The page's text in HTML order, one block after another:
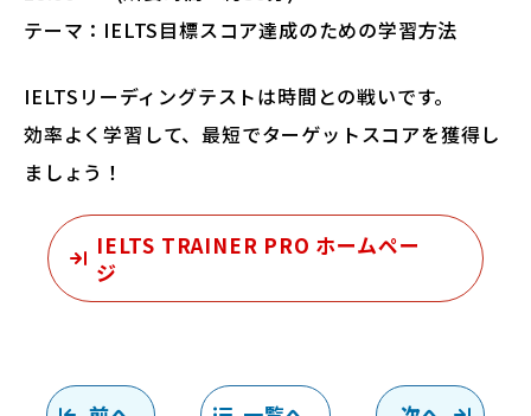
テーマ：IELTS目標スコア達成のための学習方法
IELTSリーディングテストは時間との戦いです。
効率よく学習して、最短でターゲットスコアを獲得し
ましょう！
IELTS TRAINER PRO ホームペー
ジ